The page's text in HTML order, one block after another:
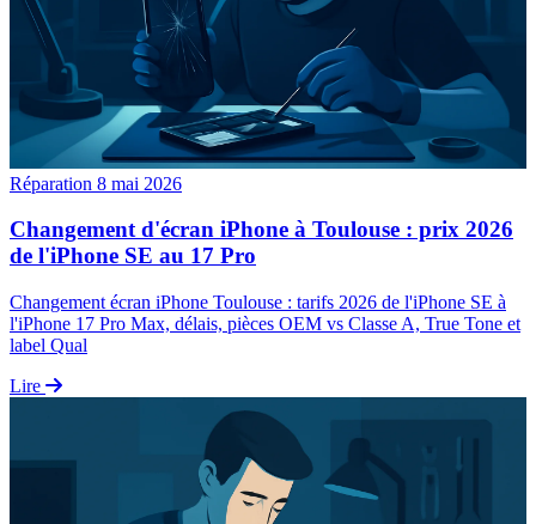
Réparation 8 mai 2026
Changement d'écran iPhone à Toulouse : prix 2026
de l'iPhone SE au 17 Pro
Changement écran iPhone Toulouse : tarifs 2026 de l'iPhone SE à
l'iPhone 17 Pro Max, délais, pièces OEM vs Classe A, True Tone et
label Qual
Lire